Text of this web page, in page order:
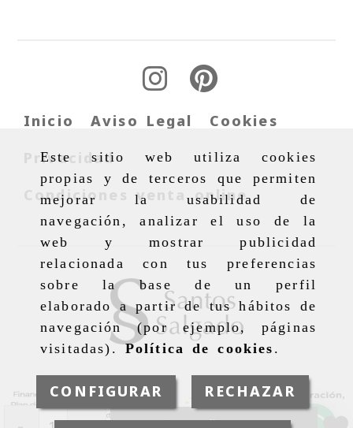
Este sitio web utiliza cookies
propias y de terceros que permiten
mejorar la usabilidad de
navegación, analizar el uso de la
web y mostrar publicidad
relacionada con tus preferencias
sobre la base de un perfil
elaborado a partir de tus hábitos de
navegación (por ejemplo, páginas
visitadas).Política de cookies .
CONFIGURAR RECHAZAR
Inicio Aviso Legal
Cookies
Privacidad
Condiciones venta online